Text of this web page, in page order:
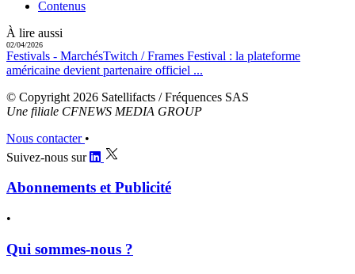
Contenus
À lire aussi
02/04/2026
Festivals - MarchésTwitch / Frames Festival : la plateforme
américaine devient partenaire officiel ...
© Copyright 2026 Satellifacts / Fréquences SAS
Une filiale CFNEWS MEDIA GROUP
Nous contacter •
Suivez-nous sur
Abonnements et Publicité
•
Qui sommes-nous ?